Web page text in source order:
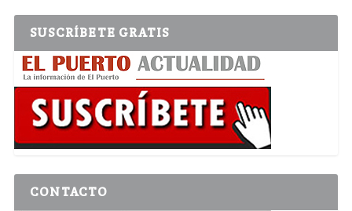
SUSCRÍBETE GRATIS
CONTACTO